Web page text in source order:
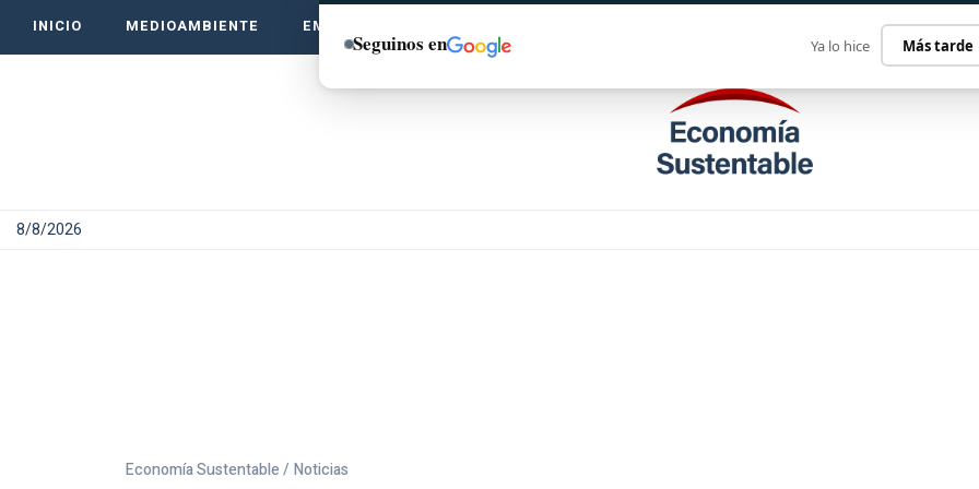
INICIO MEDIOAMBIENTE EMPRENDE VERDE
8/8/2026
Economía Sustentable / Noticias
Seguinos en Ya lo hice Más tarde